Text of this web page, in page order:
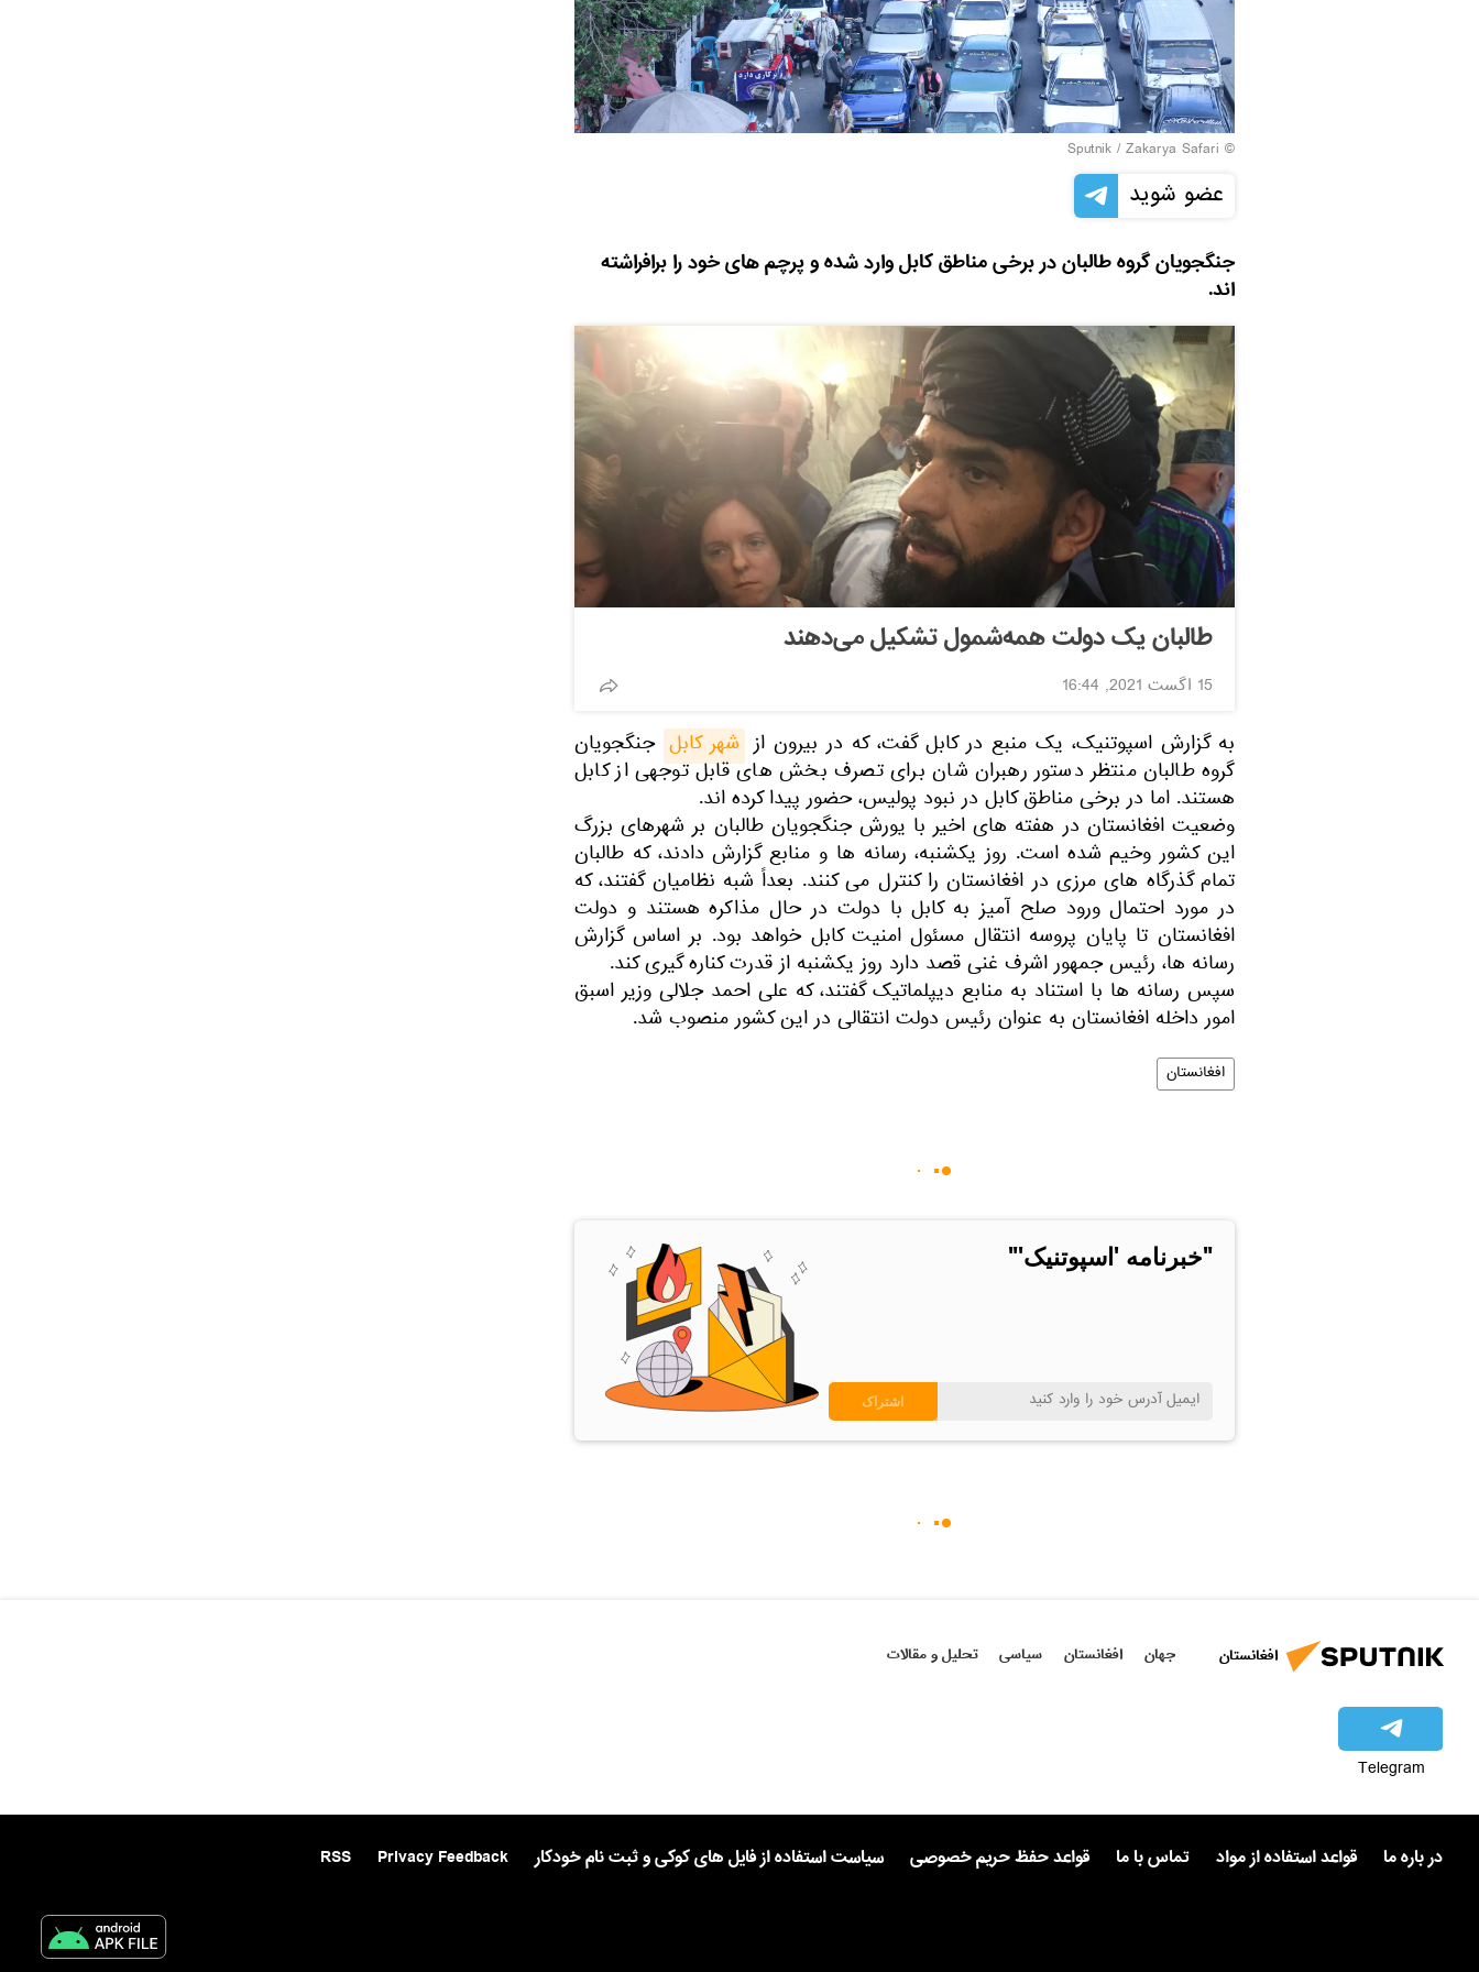
© Sputnik / Zakarya Safari
عضو شوید
جنگجویان گروه طالبان در برخی مناطق کابل وارد شده و پرچم های خود را برافراشته
اند.
طالبان یک دولت همه‌شمول تشکیل می‌دهند
15 اگست 2021, 16:44
به گزارش اسپوتنیک، یک منبع در کابل گفت، که در بیرون از شهر کابل جنگجویان
گروه طالبان منتظر دستور رهبران شان برای تصرف بخش های قابل توجهی از کابل
هستند. اما در برخی مناطق کابل در نبود پولیس، حضور پیدا کرده اند.
وضعیت افغانستان در هفته های اخیر با یورش جنگجویان طالبان بر شهرهای بزرگ
این کشور وخیم شده است. روز یکشنبه، رسانه ها و منابع گزارش دادند، که طالبان
تمام گذرگاه های مرزی در افغانستان را کنترل می کنند. بعداً شبه نظامیان گفتند، که
در مورد احتمال ورود صلح آمیز به کابل با دولت در حال مذاکره هستند و دولت
افغانستان تا پایان پروسه انتقال مسئول امنیت کابل خواهد بود. بر اساس گزارش
رسانه ها، رئیس جمهور اشرف غنی قصد دارد روز یکشنبه از قدرت کناره گیری کند.
سپس رسانه ها با استناد به منابع دیپلماتیک گفتند، که علی احمد جلالی وزیر اسبق
امور داخله افغانستان به عنوان رئیس دولت انتقالی در این کشور منصوب شد.
افغانستان
"خبرنامه 'اسپوتنیک'"
افغانستان جهان افغانستان سیاسی تحلیل و مقالات
Telegram
در باره ما قواعد استفاده از مواد تماس با ما قواعد حفظ حریم خصوصی سیاست استفاده از فایل های کوکی و ثبت نام خودکار Privacy Feedback
RSS